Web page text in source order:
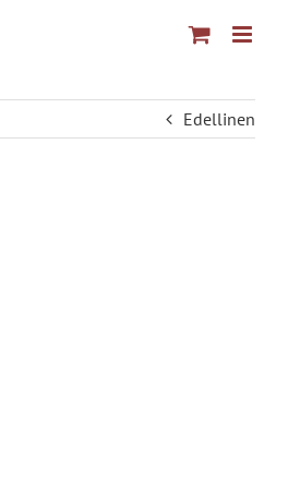
Edellinen